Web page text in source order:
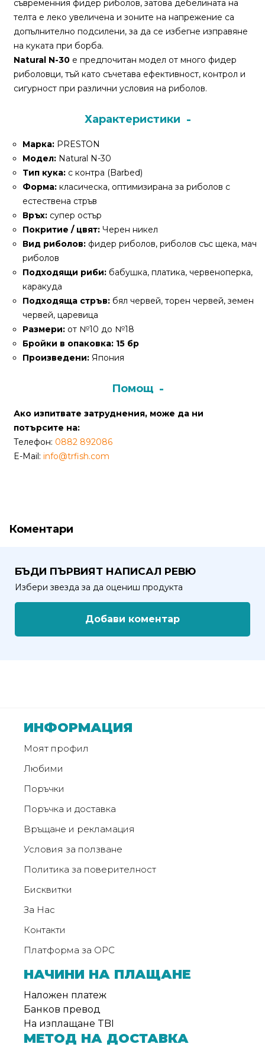
За
нас
Контакти
Поръчка
и
рекламация
Условия
ползване
Политика
за
поверителност
Политика
за
използване
на
“бисквитки”
(Cookie)
©
2026
Всички
права
Дизайн
съвременния фидер риболов, затова дебелината на
телта е леко увеличена и зоните на напрежение са
допълнително подсилени, за да се избегне изправяне
на куката при борба.
Natural N-30 е предпочитан модел от много фидер
риболовци, тъй като съчетава ефективност, контрол и
сигурност при различни условия на риболов.
Характеристики
Марка: PRESTON
Модел: Natural N-30
Тип кука: с контра (Barbed)
Форма: класическа, оптимизирана за риболов с
естествена стръв
Връх: супер остър
Покритие / цвят: Черен никел
Вид риболов: фидер риболов, риболов със щека, мач
риболов
Подходящи риби: бабушка, платика, червеноперка,
каракуда
Подходяща стръв: бял червей, торен червей, земен
червей, царевица
Размери: от №10 до №18
Бройки в опаковка: 15 бр
Произведени: Япония
Помощ
Ако изпитвате затруднения, може да ни
потърсите на:
Телефон: 0882 892086
E-Mail: info@trfish.com
Коментари
БЪДИ ПЪРВИЯТ НАПИСАЛ РЕВЮ
Избери звезда за да оцениш продукта
Добави коментар
ИНФОРМАЦИЯ
Моят профил
Любими
Поръчки
Поръчка и доставка
Връщане и рекламация
Условия за ползване
Политика за поверителност
Бисквитки
За Нас
Контакти
Платформа за ОРС
НАЧИНИ НА ПЛАЩАНЕ
Наложен платеж
Банков превод
На изплащане TBI
МЕТОД НА ДОСТАВКА